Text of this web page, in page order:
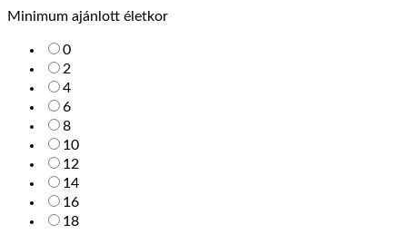
Minimum ajánlott életkor
0
2
4
6
8
10
12
14
16
18